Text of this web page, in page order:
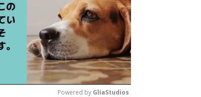
Powered by GliaStudios